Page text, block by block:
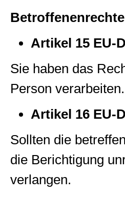
Betroffenenrechte
Artikel 15
Sie haben das
Person verarbeiten.
Artikel 16
Sollten die
die Berichtigung
verlangen.